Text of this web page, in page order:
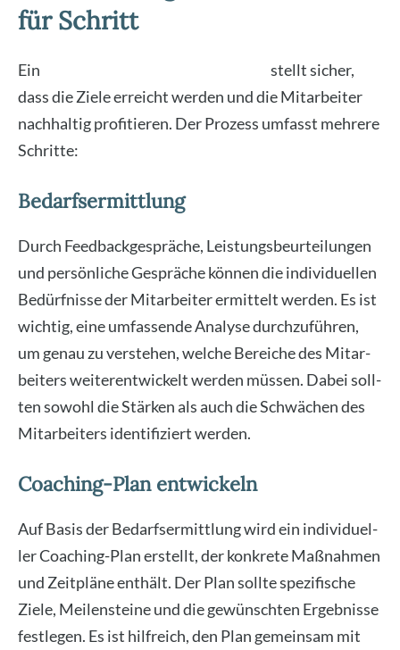
für Schritt
Ein
stellt sicher,
dass die Zie­le erreicht wer­den und die Mit­ar­bei­ter
nach­hal­tig pro­fi­tie­ren. Der Pro­zess umfasst meh­re­re
Schrit­te:
Bedarfsermittlung
Durch Feed­back­ge­sprä­che, Leis­tungs­be­ur­tei­lun­gen
und per­sön­li­che Gesprä­che kön­nen die indi­vi­du­el­len
Bedürf­nis­se der Mit­ar­bei­ter ermit­telt wer­den. Es ist
wich­tig, eine umfas­sen­de Ana­ly­se durch­zu­füh­ren,
um genau zu ver­ste­hen, wel­che Berei­che des Mit­ar­
bei­ters wei­ter­ent­wi­ckelt wer­den müs­sen. Dabei soll­
ten sowohl die Stär­ken als auch die Schwä­chen des
Mit­ar­bei­ters iden­ti­fi­ziert wer­den.
Coaching-Plan entwickeln
Auf Basis der Bedarfs­er­mitt­lung wird ein indi­vi­du­el­
ler Coa­ching-Plan erstellt, der kon­kre­te Maß­nah­men
und Zeit­plä­ne ent­hält. Der Plan soll­te spe­zi­fi­sche
Zie­le, Mei­len­stei­ne und die gewünsch­ten Ergeb­nis­se
fest­le­gen. Es ist hilf­reich, den Plan gemein­sam mit